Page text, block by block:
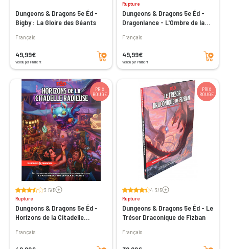
Dungeons & Dragons 5e Éd -
Bigby : La Gloire des Géants
Français
49,99€
Vendu par Philibert
Ajouter au panier
Rupture
Dungeons & Dragons 5e Éd -
Dragonlance - L'Ombre de la
Français
49,99€
Vendu par Philibert
Ajouter au panier
PRIX
ROUGE
3.5/5Voir les avis
Rupture
Dungeons & Dragons 5e Éd -
Horizons de la Citadelle
Français
Ajouter au panier
PRIX
ROUGE
4.3/5Voir les avis
Rupture
Dungeons & Dragons 5e Éd - Le
Trésor Draconique de Fizban
Français
Ajouter au panier